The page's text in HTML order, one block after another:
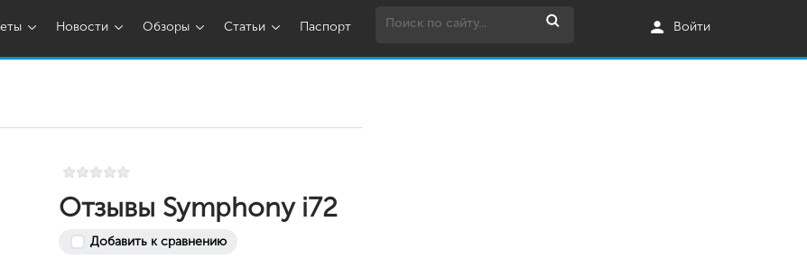
Новости Обзоры Статьи Паспорт Войти
Отзывы Symphony i72
Добавить к сравнению